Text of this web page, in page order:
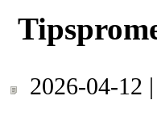
2026-04-12